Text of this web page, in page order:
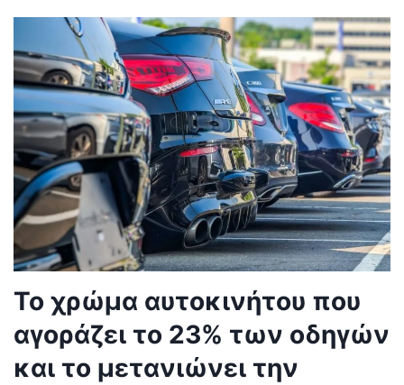
Το χρώμα αυτοκινήτου που
αγοράζει το 23% των οδηγών
και το μετανιώνει την